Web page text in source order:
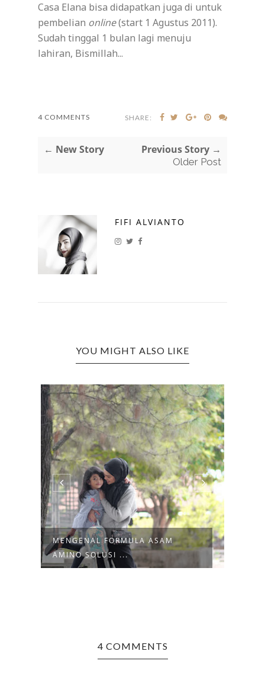
Casa Elana bisa didapatkan juga di untuk
pembelian online(start 1 Agustus 2011).
Sudah tinggal 1 bulan lagi menuju
lahiran, Bismillah...
4 COMMENTS SHARE:
← New Story Previous Story →
Older Post
FIFI ALVIANTO
YOU MIGHT ALSO LIKE
MENGENAL FORMULA ASAM
AMINO SOLUSI ...
4 COMMENTS